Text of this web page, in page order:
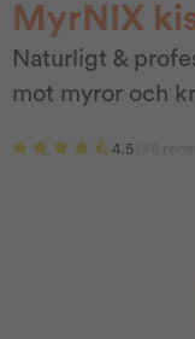
MyrNIX
Naturligt &
mot myror och
4.5